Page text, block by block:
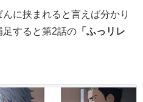
に挟まれると言えば分かり
すると第2話の 「ふっリレ